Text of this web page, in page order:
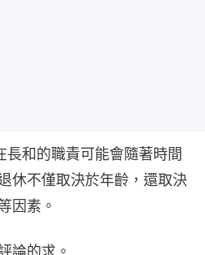
和的職責可能會隨著時間
休不僅取決於年齡，還取決
因素。